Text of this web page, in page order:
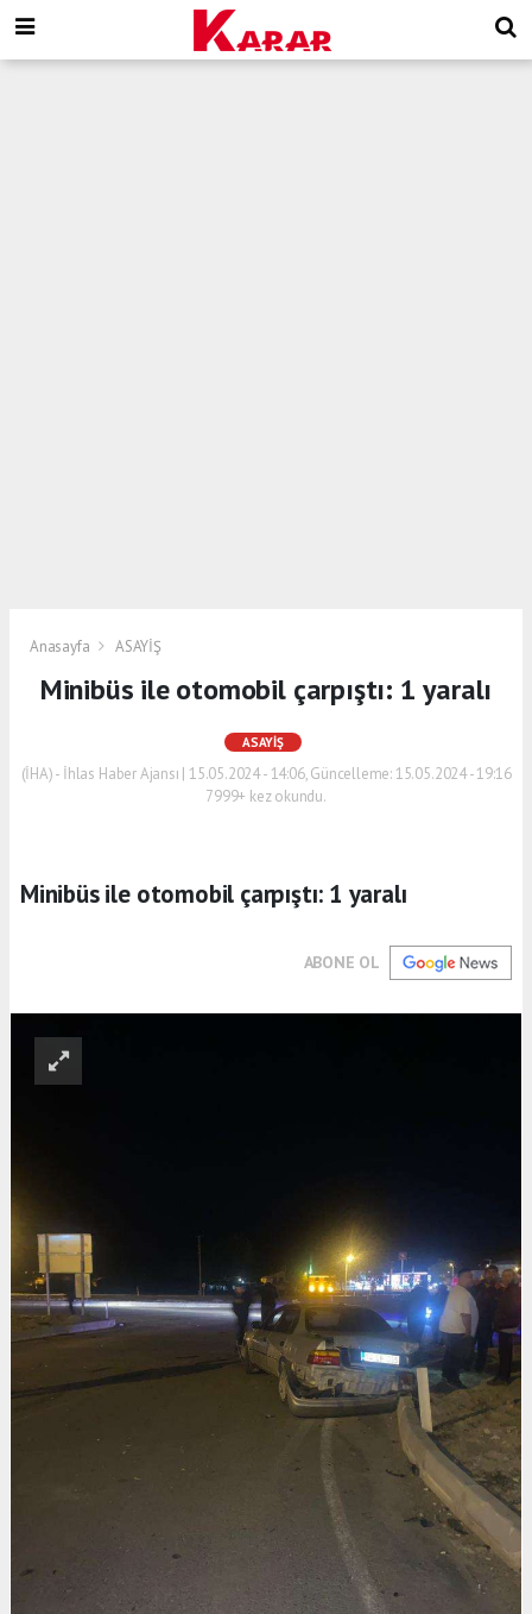
Anasayfa ASAYİŞ
Minibüs ile otomobil çarpıştı: 1 yaralı
ASAYİŞ
(İHA) - İhlas Haber Ajansı | 15.05.2024 - 14:06, Güncelleme: 15.05.2024 - 19:16
7999+ kez okundu.
Minibüs ile otomobil çarpıştı: 1 yaralı
ABONE OL